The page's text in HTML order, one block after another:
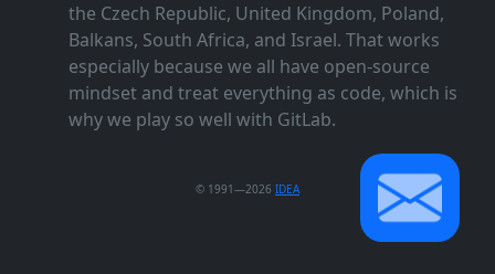
the Czech Republic, United Kingdom, Poland,
Balkans, South Africa, and Israel. That works
especially because we all have open‑source
mindset and treat everything as code, which is
why we play so well with GitLab.
© 1991—2026 IDEA